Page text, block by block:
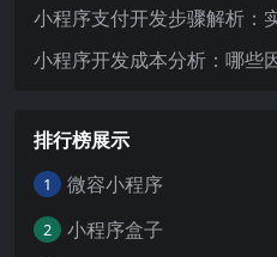
小程序支付开发步骤解析：
小程序开发成本分析：哪些
排行榜展示
1 微容小程序
2 小程序盒子